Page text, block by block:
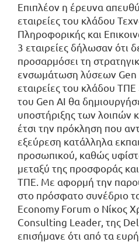
Επιπλέον η έρευνα
εταιρείες του κλάδου
Πληροφορικής και
3 εταιρείες δήλωσαν ότι
προσαρμόσει τη
ενσωμάτωση λύσεων Gen
εταιρείες του κλάδου
του Gen AI θα
υποστήριξης των λοιπών
έτσι την πρόκληση που
εξεύρεση κατάλληλα
προσωπικού, καθώς
μεταξύ της προσφοράς
ΤΠΕ. Με αφορμή την
στο πρόσφατο συνέδριο
Economy Forum ο Νίκος
Consulting Leader, της
επισήμανε ότι από τα